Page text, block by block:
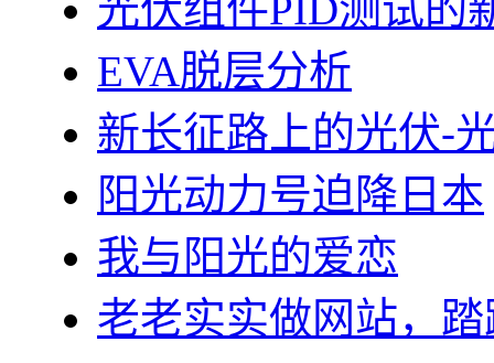
EVA脱层分析
新长征路上的光伏-
阳光动力号迫降日本
我与阳光的爱恋
老老实实做网站，